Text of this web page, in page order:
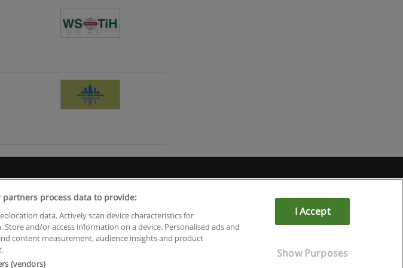
: B-95610580: -www.educaedu.pl
partners process data to provide:
data. Actively scan device characteristics for
Store and/or access information on a device. Personalised ads and
content measurement, audience insights and product
(vendors)
I Accept
Show Purposes